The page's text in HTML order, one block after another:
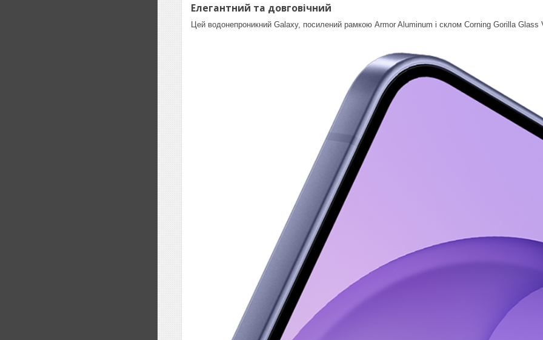
Елегантний та довговічний
Цей водонепроникний Galaxy, посилений рамкою Armor Aluminum і склом Corning Gorilla Glass